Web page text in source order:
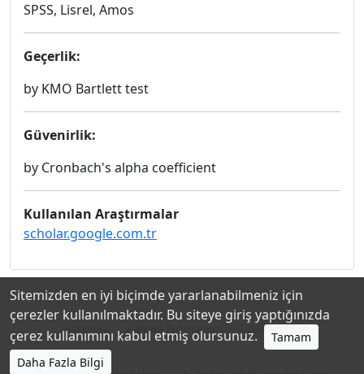
SPSS, Lisrel, Amos
Geçerlik:
by KMO Bartlett test
Güvenirlik:
by Cronbach's alpha coefficient
Kullanılan Araştırmalar
scholar.google.com.tr
Hakkında Katkıda Bulunanlar Gizlilik Politikası
Sitemizden en iyi biçimde yararlanabilmeniz için
çerezler kullanılmaktadır. Bu siteye giriş yaptığınızda
çerez kullanımını kabul etmiş olursunuz.
Tamam
Daha Fazla Bilgi